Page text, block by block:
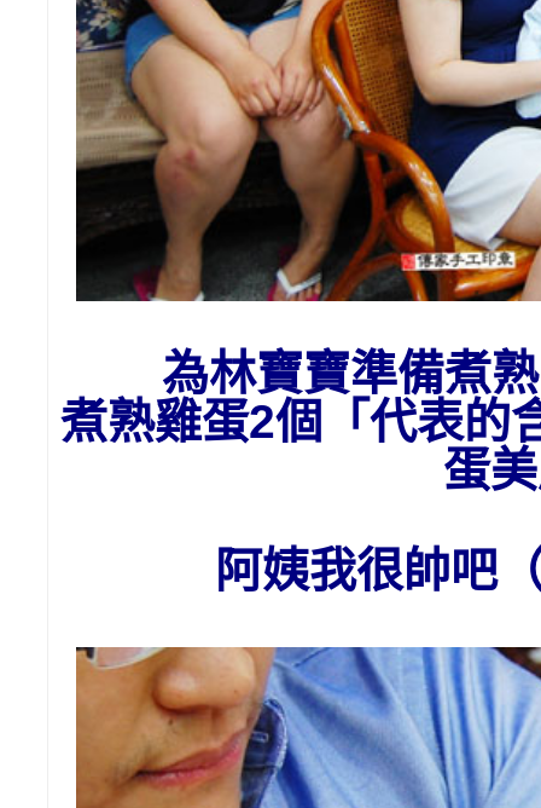
為林寶寶準備煮
煮熟雞蛋2個「代表的
蛋
阿姨我很帥吧